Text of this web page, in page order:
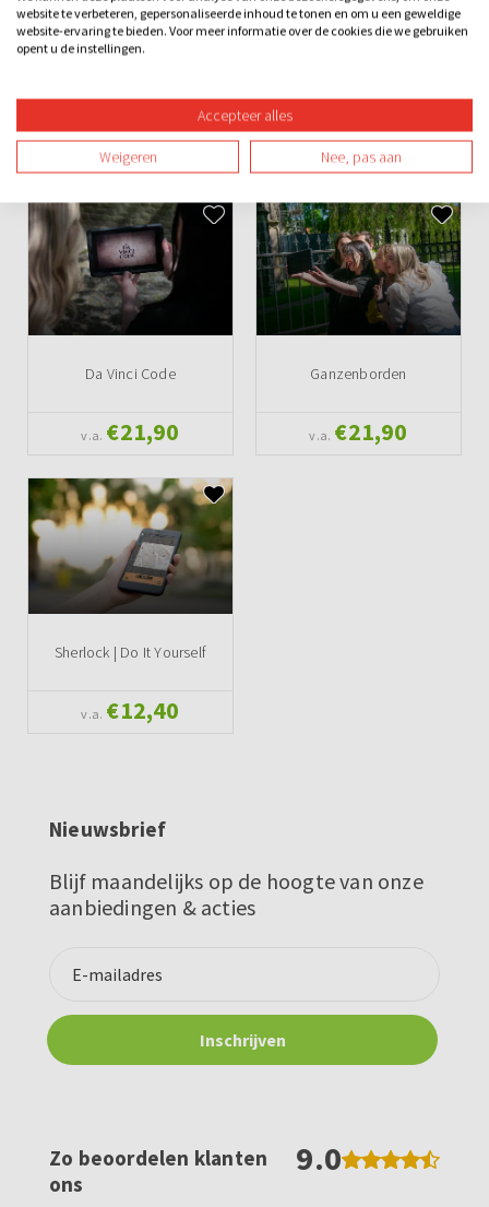
Teamuitje Groepsuitje Vrijgezellenuitje Avond Overdag
Da Vinci Code
v.a. €21,90
Ganzenborden
v.a. €21,90
Sherlock | Do It Yourself
v.a. €12,40
Nieuwsbrief
Blijf maandelijks op de hoogte van onze
aanbiedingen & acties
Zo beoordelen klanten
ons
9.0
website te verbeteren, gepersonaliseerde inhoud te tonen en om u een geweldige
website-ervaring te bieden. Voor meer informatie over de cookies die we gebruiken
opent u de instellingen.
Accepteer alles
Weigeren Nee, pas aan